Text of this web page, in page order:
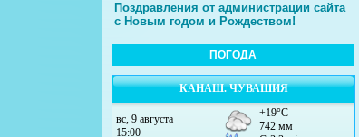
Поздравления от администрации сайта
с Новым годом и Рождеством!
ПОГОДА
КАНАШ. ЧУВАШИЯ